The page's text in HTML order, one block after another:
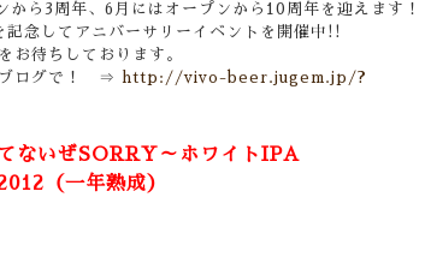
ら3周年、6月にはオープンから10周年を迎えます！
念してアニバーサリーイベントを開催中!!
お待ちしております。
ブログで！ ⇒
http://vivo-beer.jugem.jp/?
ないぜSORRY～ホワイトIPA
（一年熟成）